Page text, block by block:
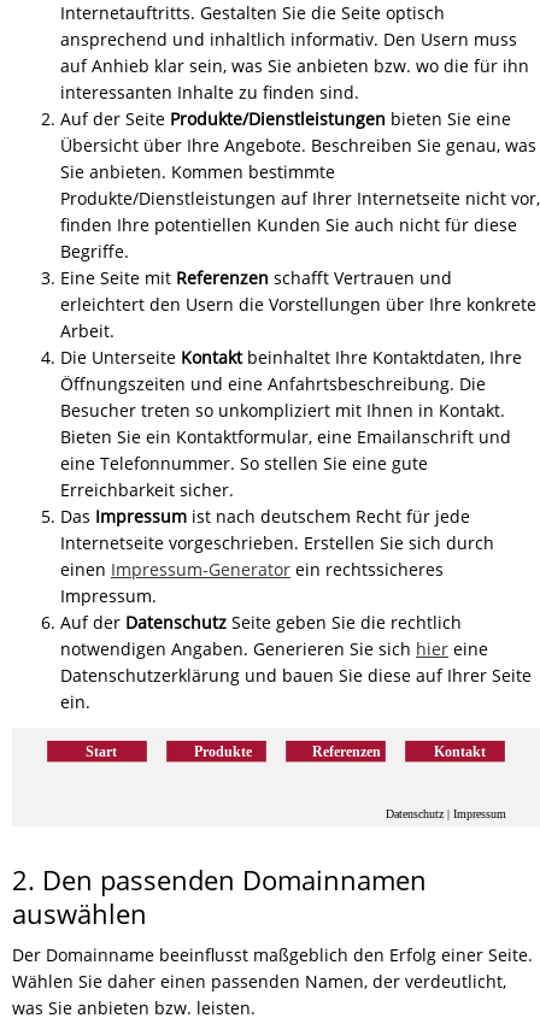
Internetauftritts. Gestalten Sie die Seite optisch
ansprechend und inhaltlich informativ. Den Usern muss
auf Anhieb klar sein, was Sie anbieten bzw. wo die für ihn
interessanten Inhalte zu finden sind.
Auf der Seite Produkte/Dienstleistungen bieten Sie eine
Übersicht über Ihre Angebote. Beschreiben Sie genau, was
Sie anbieten. Kommen bestimmte
Produkte/Dienstleistungen auf Ihrer Internetseite nicht vor,
finden Ihre potentiellen Kunden Sie auch nicht für diese
Begriffe.
Eine Seite mit Referenzen schafft Vertrauen und
erleichtert den Usern die Vorstellungen über Ihre konkrete
Arbeit.
Die Unterseite Kontaktbeinhaltet Ihre Kontaktdaten, Ihre
Öffnungszeiten und eine Anfahrtsbeschreibung. Die
Besucher treten so unkompliziert mit Ihnen in Kontakt.
Bieten Sie ein Kontaktformular, eine Emailanschrift und
eine Telefonnummer. So stellen Sie eine gute
Erreichbarkeit sicher.
Das Impressum ist nach deutschem Recht für jede
Internetseite vorgeschrieben. Erstellen Sie sich durch
einen Impressum-Generator ein rechtssicheres
Impressum.
Auf der Datenschutz Seite geben Sie die rechtlich
notwendigen Angaben. Generieren Sie sich hier eine
Datenschutzerklärung und bauen Sie diese auf Ihrer Seite
ein.
2. Den passenden Domainnamen
auswählen
Der Domainname beeinflusst maßgeblich den Erfolg einer Seite.
Wählen Sie daher einen passenden Namen, der verdeutlicht,
was Sie anbieten bzw. leisten.